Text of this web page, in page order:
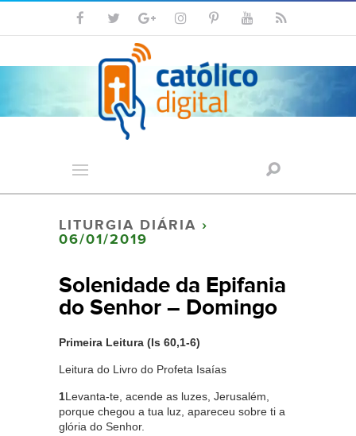
LITURGIA DIÁRIA ›
06/01/2019
Solenidade da Epifania
do Senhor – Domingo
Primeira Leitura (Is 60,1-6)
Leitura do Livro do Profeta Isaías
1Levanta-te, acende as luzes, Jerusalém,
porque chegou a tua luz, apareceu sobre ti a
glória do Senhor.